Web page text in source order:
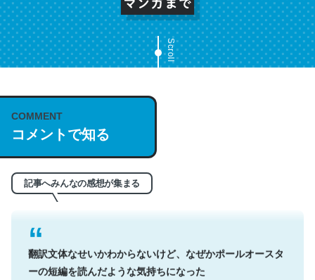
Scroll
COMMENT
コメントで知る
記事へみんなの感想が集まる
これは名文。彼はとてもクレバーなんだろうなと凄く思
う。英語少しでも読める人は原文もお勧め。自分はこの流
れ好き。Let’s Fucking Go. Then Covid hit. Shit.
─今のこの状況が信じられるかい？ by ラーズ・ヌートバー
翻訳文体なせいかわからないけど、なぜかポールオースタ
ーの短編を読んだような気持ちになった